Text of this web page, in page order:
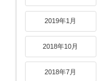
2019年1月
2018年10月
2018年7月